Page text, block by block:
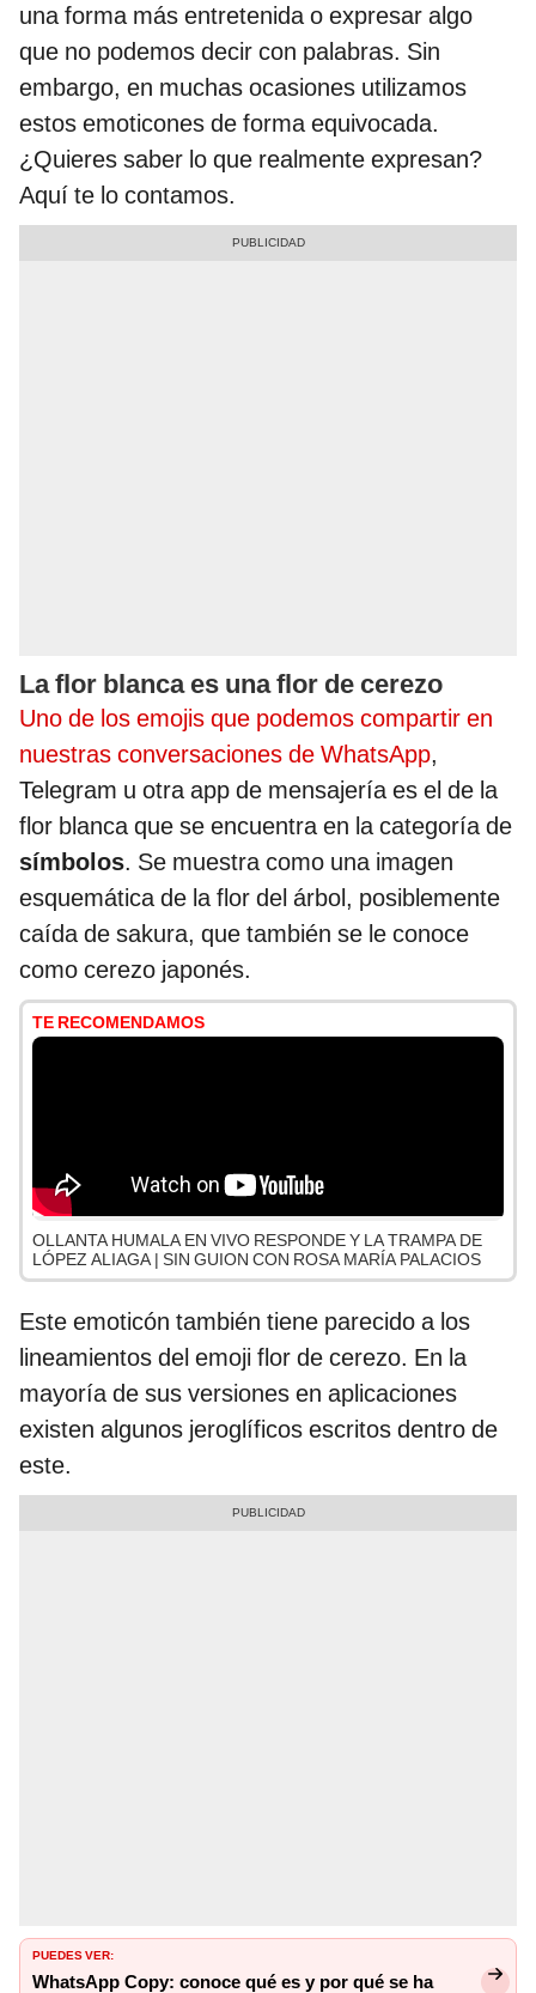
una forma más entretenida o expresar algo
que no podemos decir con palabras. Sin
embargo, en muchas ocasiones utilizamos
estos emoticones de forma equivocada.
¿Quieres saber lo que realmente expresan?
Aquí te lo contamos.
La flor blanca es una flor de cerezo
Uno de los emojis que podemos compartir en
nuestras conversaciones de WhatsApp,
Telegram u otra app de mensajería es el de la
flor blanca que se encuentra en la categoría de
símbolos. Se muestra como una imagen
esquemática de la flor del árbol, posiblemente
caída de sakura, que también se le conoce
como cerezo japonés.
TE RECOMENDAMOS
OLLANTA HUMALA EN VIVO RESPONDE Y LA TRAMPA DE
LÓPEZ ALIAGA | SIN GUION CON ROSA MARÍA PALACIOS
Este emoticón también tiene parecido a los
lineamientos del emoji flor de cerezo. En la
mayoría de sus versiones en aplicaciones
existen algunos jeroglíficos escritos dentro de
este.
PUEDES VER:
WhatsApp Copy: conoce qué es y por qué se ha